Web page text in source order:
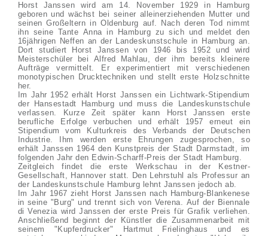
Horst Janssen wird am 14. November 1929 in Hamburg
geboren und wächst bei seiner alleinerziehenden Mutter und
seinen Großeltern in Oldenburg auf. Nach deren Tod nimmt
ihn seine Tante Anna in Hamburg zu sich und meldet den
16jährigen Neffen an der Landeskunstschule in Hamburg an.
Dort studiert Horst Janssen von 1946 bis 1952 und wird
Meisterschüler bei Alfred Mahlau, der ihm bereits kleinere
Aufträge vermittelt. Er experimentiert mit verschiedenen
monotypischen Drucktechniken und stellt erste Holzschnitte
her.
Im Jahr 1952 erhält Horst Janssen ein Lichtwark-Stipendium
der Hansestadt Hamburg und muss die Landeskunstschule
verlassen. Kurze Zeit später kann Horst Janssen erste
berufliche Erfolge verbuchen und erhält 1957 erneut ein
Stipendium vom Kulturkreis des Verbands der Deutschen
Industrie. Ihm werden erste Ehrungen zugesprochen, so
erhält Janssen 1964 den Kunstpreis der Stadt Darmstadt, im
folgenden Jahr den Edwin-Scharff-Preis der Stadt Hamburg.
Zeitgleich findet die erste Werkschau in der Kestner-
Gesellschaft, Hannover statt. Den Lehrstuhl als Professur an
der Landeskunstschule Hamburg lehnt Janssen jedoch ab.
Im Jahr 1967 zieht Horst Janssen nach Hamburg-Blankenese
in seine "Burg" und trennt sich von Verena. Auf der Biennale
di Venezia wird Janssen der erste Preis für Grafik verliehen.
Anschließend beginnt der Künstler die Zusammenarbeit mit
seinem "Kupferdrucker" Hartmut Frielinghaus und es